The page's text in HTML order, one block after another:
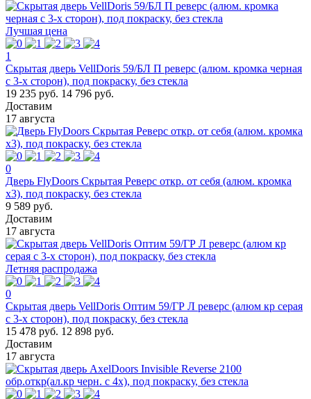
Лучшая цена
1
Скрытая дверь VellDoris 59/БЛ П реверс (алюм. кромка черная
с 3-х сторон), под покраску, без стекла
19 235 руб. 14 796 руб.
Доставим
17 августа
0
Дверь FlyDoors Скрытая Реверс откр. от себя (алюм. кромка
х3), под покраску, без стекла
9 589 руб.
Доставим
17 августа
Летняя распродажа
0
Скрытая дверь VellDoris Оптим 59/ГР Л реверс (алюм кр серая
с 3-х сторон), под покраску, без стекла
15 478 руб. 12 898 руб.
Доставим
17 августа